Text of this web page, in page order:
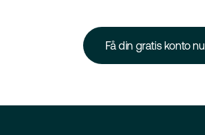
Få din gratis konto nu